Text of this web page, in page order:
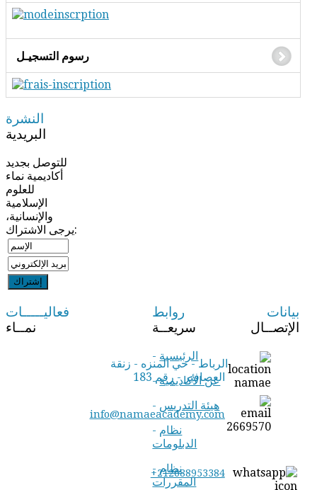
رسوم التسجيـل
النشرة
البريدية
للتوصل بجديد
أكاديمية نماء
للعلوم
الإسلامية
والإنسانية،
يرجى الاشتراك:
بيانات
الإتصــال
الرباط - حي المنزه - زنقة
info@namaeacademy.com
+212688953384
روابط
سريعــة
- الرئيسية
-عن الأكاديمية
- هيئة التدريس
- نظام
الدبلومات
-نظام
المقررات
فعاليـــــات
نمــاء